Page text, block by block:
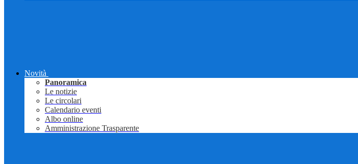
Novità
Panoramica
Le notizie
Le circolari
Calendario eventi
Albo online
Amministrazione Trasparente